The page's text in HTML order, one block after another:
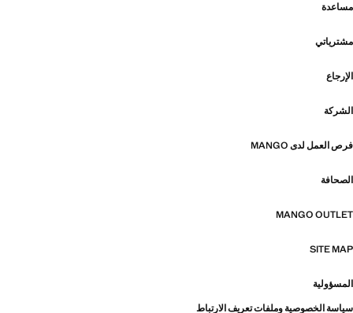
مساعدة
مشترياتي
الإرجاع
الشركة
فرص العمل لدى MANGO
الصحافة
MANGO OUTLET
SITE MAP
المسؤولية
سياسة الخصوصية وملفات تعريف الارتباط